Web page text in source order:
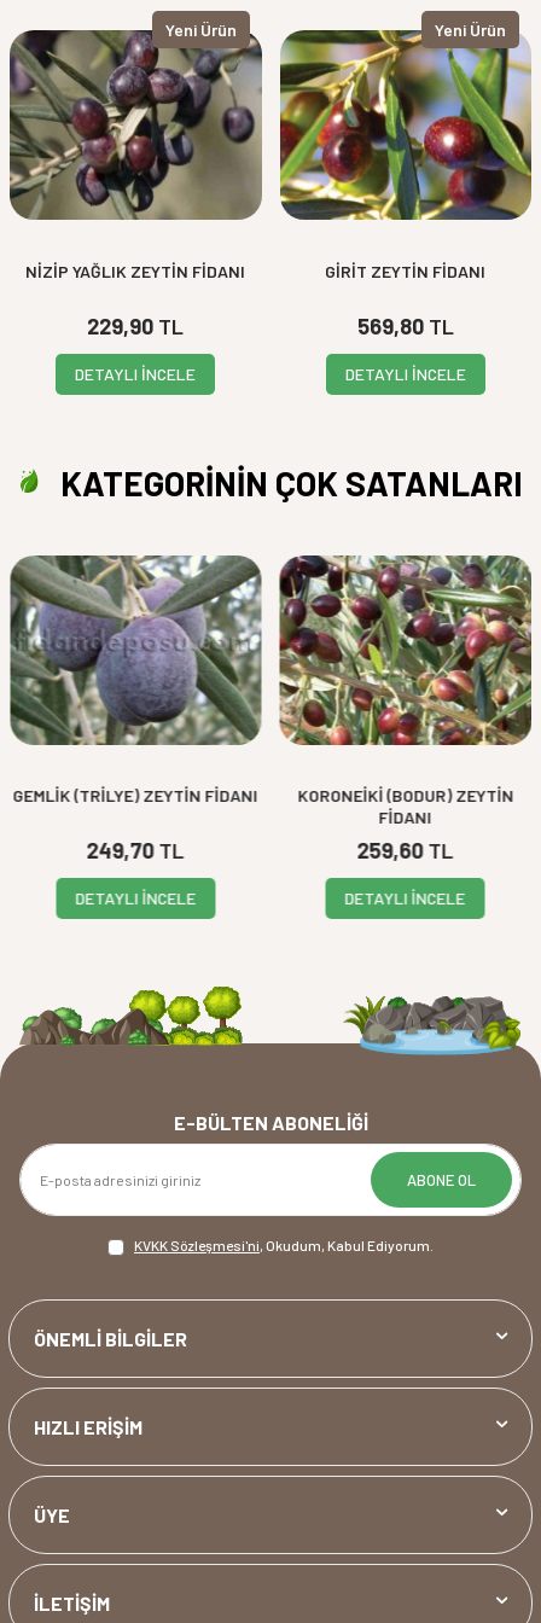
Yeni Ürün
NİZİP YAĞLIK ZEYTİN FİDANI
229,90 TL
DETAYLI İNCELE
Yeni Ürün
GİRİT ZEYTİN FİDANI
569,80TL
DETAYLI İNCELE
KATEGORİNİN ÇOK SATANLARI
GEMLİK (TRİLYE) ZEYTİN FİDANI
249,70TL
DETAYLI İNCELE
KORONEİKİ (BODUR) ZEYTİN
FİDANI
259,60TL
DETAYLI İNCELE
E-BÜLTEN ABONELIĞI
ABONE OL
KVKK Sözleşmesi'ni, Okudum, Kabul Ediyorum.
ÖNEMLİ BİLGİLER
HIZLI ERİŞİM
ÜYE
İLETİŞİM